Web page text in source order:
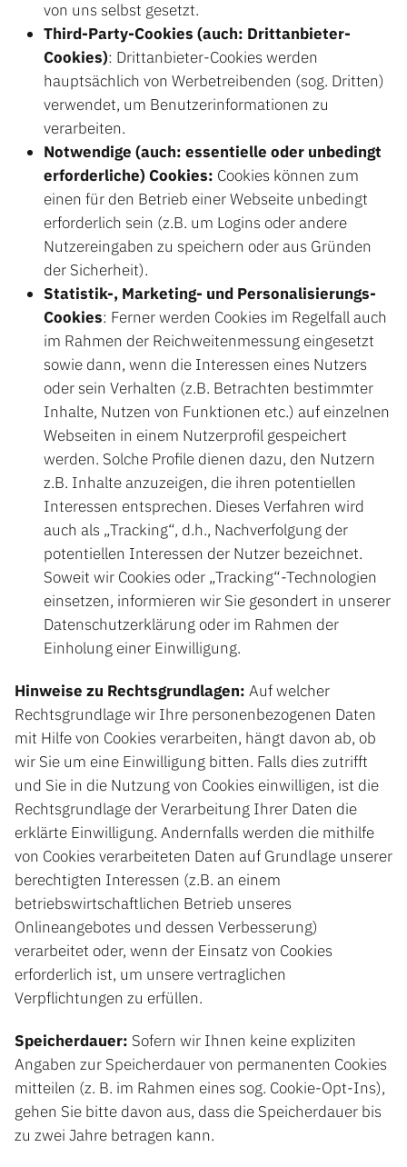
von uns selbst gesetzt.
Third-Party-Cookies (auch: Drittanbieter-
Cookies): Drittanbieter-Cookies werden
hauptsächlich von Werbetreibenden (sog. Dritten)
verwendet, um Benutzerinformationen zu
verarbeiten.
Notwendige (auch: essentielle oder unbedingt
erforderliche) Cookies: Cookies können zum
einen für den Betrieb einer Webseite unbedingt
erforderlich sein (z.B. um Logins oder andere
Nutzereingaben zu speichern oder aus Gründen
der Sicherheit).
Statistik-, Marketing- und Personalisierungs-
Cookies: Ferner werden Cookies im Regelfall auch
im Rahmen der Reichweitenmessung eingesetzt
sowie dann, wenn die Interessen eines Nutzers
oder sein Verhalten (z.B. Betrachten bestimmter
Inhalte, Nutzen von Funktionen etc.) auf einzelnen
Webseiten in einem Nutzerprofil gespeichert
werden. Solche Profile dienen dazu, den Nutzern
z.B. Inhalte anzuzeigen, die ihren potentiellen
Interessen entsprechen. Dieses Verfahren wird
auch als „Tracking“, d.h., Nachverfolgung der
potentiellen Interessen der Nutzer bezeichnet.
Soweit wir Cookies oder „Tracking“-Technologien
einsetzen, informieren wir Sie gesondert in unserer
Datenschutzerklärung oder im Rahmen der
Einholung einer Einwilligung.
Hinweise zu Rechtsgrundlagen: Auf welcher
Rechtsgrundlage wir Ihre personenbezogenen Daten
mit Hilfe von Cookies verarbeiten, hängt davon ab, ob
wir Sie um eine Einwilligung bitten. Falls dies zutrifft
und Sie in die Nutzung von Cookies einwilligen, ist die
Rechtsgrundlage der Verarbeitung Ihrer Daten die
erklärte Einwilligung. Andernfalls werden die mithilfe
von Cookies verarbeiteten Daten auf Grundlage unserer
berechtigten Interessen (z.B. an einem
betriebswirtschaftlichen Betrieb unseres
Onlineangebotes und dessen Verbesserung)
verarbeitet oder, wenn der Einsatz von Cookies
erforderlich ist, um unsere vertraglichen
Verpflichtungen zu erfüllen.
Speicherdauer: Sofern wir Ihnen keine expliziten
Angaben zur Speicherdauer von permanenten Cookies
mitteilen (z. B. im Rahmen eines sog. Cookie-Opt-Ins),
gehen Sie bitte davon aus, dass die Speicherdauer bis
zu zwei Jahre betragen kann.